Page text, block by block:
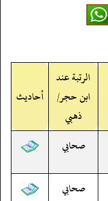
الرتبة عند
ابن حجر/
ذهبي
أحاديث
صحابي
صحابي